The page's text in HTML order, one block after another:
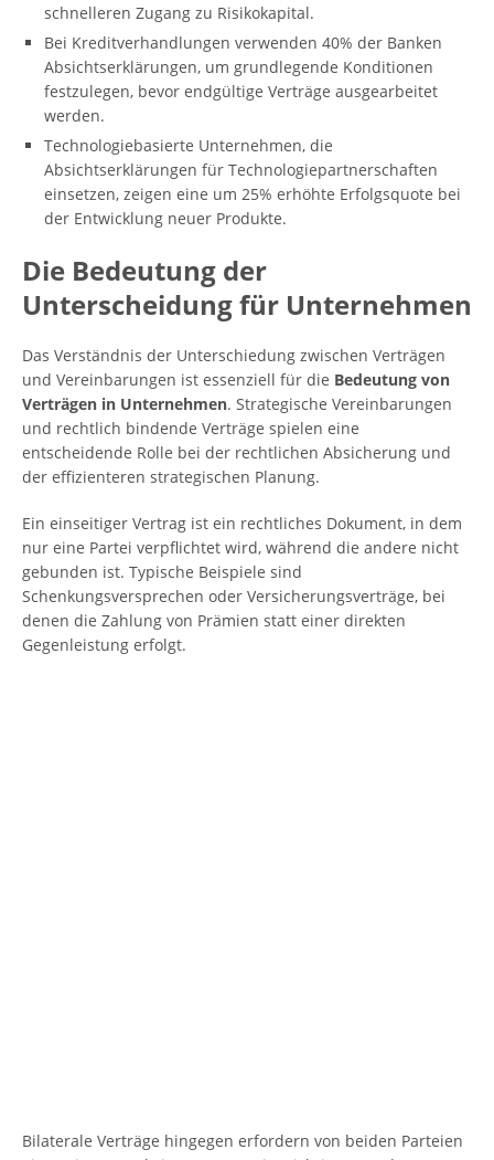
schnelleren Zugang zu Risikokapital.
Bei Kreditverhandlungen verwenden 40% der Banken
Absichtserklärungen, um grundlegende Konditionen
festzulegen, bevor endgültige Verträge ausgearbeitet
werden.
Technologiebasierte Unternehmen, die
Absichtserklärungen für Technologiepartnerschaften
einsetzen, zeigen eine um 25% erhöhte Erfolgsquote bei
der Entwicklung neuer Produkte.
Die Bedeutung der
Unterscheidung für Unternehmen
Das Verständnis der Unterschiedung zwischen Verträgen
und Vereinbarungen ist essenziell für die Bedeutung von
Verträgen in Unternehmen. Strategische Vereinbarungen
und rechtlich bindende Verträge spielen eine
entscheidende Rolle bei der rechtlichen Absicherung und
der effizienteren strategischen Planung.
Ein einseitiger Vertrag ist ein rechtliches Dokument, in dem
nur eine Partei verpflichtet wird, während die andere nicht
gebunden ist. Typische Beispiele sind
Schenkungsversprechen oder Versicherungsverträge, bei
denen die Zahlung von Prämien statt einer direkten
Gegenleistung erfolgt.
Bilaterale Verträge hingegen erfordern von beiden Parteien